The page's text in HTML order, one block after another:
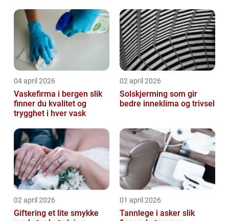
04 april 2026
Vaskefirma i bergen slik
finner du kvalitet og
trygghet i hver vask
02 april 2026
Solskjerming som gir
bedre inneklima og trivsel
02 april 2026
Giftering et lite smykke
01 april 2026
Tannlege i asker slik